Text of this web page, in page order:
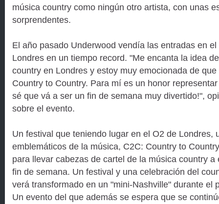
música country como ningún otro artista, con unas
sorprendentes.
El año pasado Underwood vendía las entradas en el
Londres en un tiempo record. "Me encanta la idea
country en Londres y estoy muy emocionada de
Country to Country. Para mí es un honor
sé que vá a ser un fin de semana muy divertido!",
sobre el evento.
Un festival que teniendo lugar en el O2 de Londres,
emblemáticos de la música, C2C: Country to
para llevar cabezas de cartel de la música country a
fin de semana. Un festival y una celebración del
verá transformado en un "mini-Nashville" durante el
Un evento del que además se espera que se